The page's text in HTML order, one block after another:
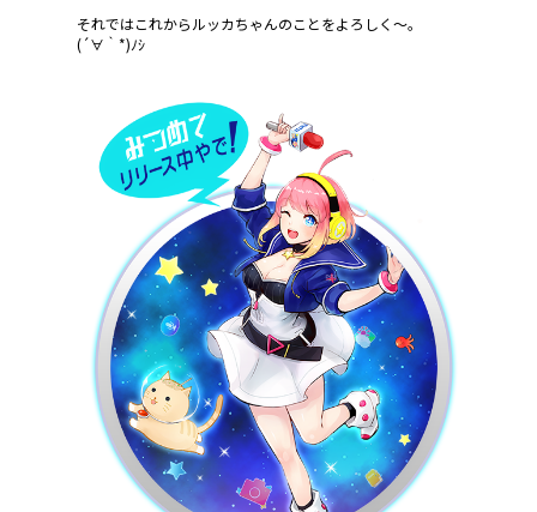
それではこれからルッカちゃんのことをよろしく～。
(´∀｀*)ﾉｼ